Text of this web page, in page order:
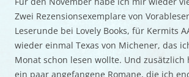
Zwei Rezensionsexemplare von
Leserunde bei Lovely Books, für Kermits
wieder einmal Texas von Michener, das
Monat schon lesen wollte. Und zusätzlich
ein paar angefangene Romane, die ich